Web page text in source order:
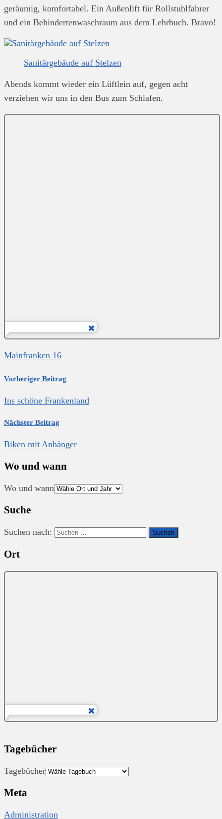
geräumig, komfortabel. Ein Außenlift für Rollstuhlfahrer
und ein Behindertenwaschraum aus dem Lehrbuch. Bravo!
Sanitärgebäude auf Stelzen
Abends kommt wieder ein Lüftlein auf, gegen acht
verziehen wir uns in den Bus zum Schlafen.
Mainfranken 16
Vorheriger Beitrag
Ins schöne Frankenland
Nächster Beitrag
Biken mit Anhänger
Wo und wann
Wo und wann
Suche
Suchen nach:
Ort
Tagebücher
Tagebücher
Meta
Administration